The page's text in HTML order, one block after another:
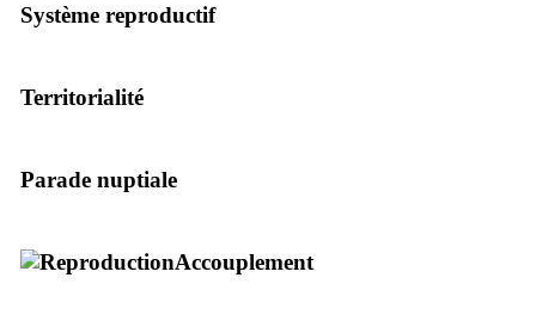
Système reproductif
Territorialité
Parade nuptiale
Accouplement